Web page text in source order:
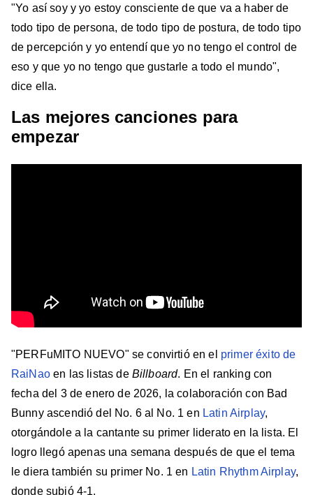
"Yo así soy y yo estoy consciente de que va a haber de
todo tipo de persona, de todo tipo de postura, de todo tipo
de percepción y yo entendí que yo no tengo el control de
eso y que yo no tengo que gustarle a todo el mundo",
dice ella.
Las mejores canciones para
empezar
"PERFuMITO NUEVO" se convirtió en el primer éxito de
RaiNaoen las listas de Billboard. En el ranking con
fecha del 3 de enero de 2026, la colaboración con Bad
Bunny ascendió del No. 6 al No. 1 en Latin Airplay,
otorgándole a la cantante su primer liderato en la lista. El
logro llegó apenas una semana después de que el tema
le diera también su primer No. 1 en Latin Rhythm Airplay,
donde subió 4-1.